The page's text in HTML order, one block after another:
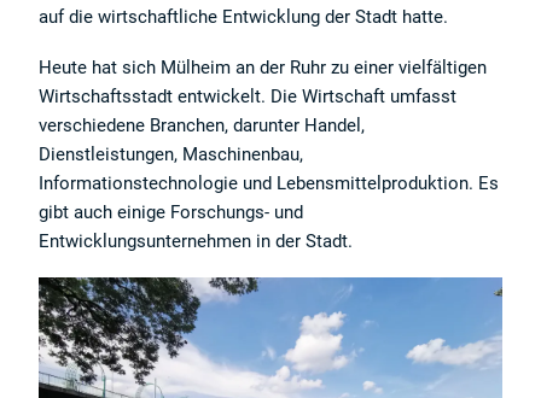
auf die wirtschaftliche Entwicklung der Stadt hatte.
Heute hat sich Mülheim an der Ruhr zu einer vielfältigen
Wirtschaftsstadt entwickelt. Die Wirtschaft umfasst
verschiedene Branchen, darunter Handel,
Dienstleistungen, Maschinenbau,
Informationstechnologie und Lebensmittelproduktion. Es
gibt auch einige Forschungs- und
Entwicklungsunternehmen in der Stadt.